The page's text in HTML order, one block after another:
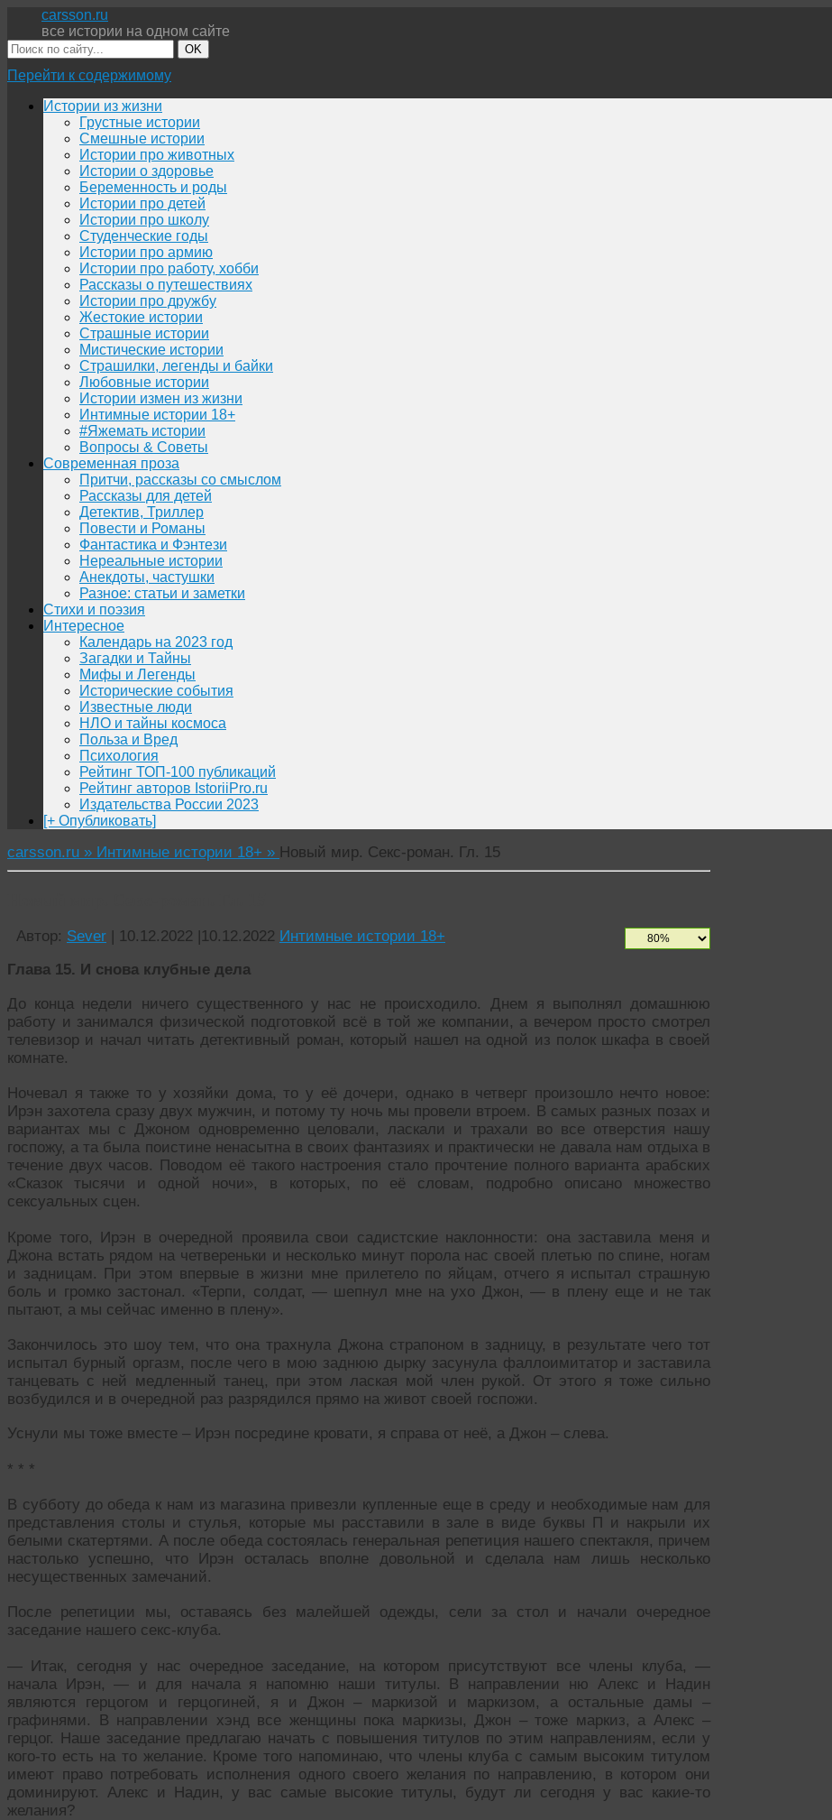
carsson.ru
все истории на одном сайте
OK
Перейти к содержимому
Истории из жизни
Грустные истории
Смешные истории
Истории про животных
Истории о здоровье
Беременность и роды
Истории про детей
Истории про школу
Студенческие годы
Истории про армию
Истории про работу, хобби
Рассказы о путешествиях
Истории про дружбу
Жестокие истории
Страшные истории
Мистические истории
Страшилки, легенды и байки
Любовные истории
Истории измен из жизни
Интимные истории 18+
#Яжемать истории
Вопросы & Советы
Современная проза
Притчи, рассказы со смыслом
Рассказы для детей
Детектив, Триллер
Повести и Романы
Фантастика и Фэнтези
Нереальные истории
Анекдоты, частушки
Разное: статьи и заметки
Стихи и поэзия
Интересное
Календарь на 2023 год
Загадки и Тайны
Мифы и Легенды
Исторические события
Известные люди
НЛО и тайны космоса
Польза и Вред
Психология
Рейтинг ТОП-100 публикаций
Рейтинг авторов IstoriiPro.ru
Издательства России 2023
[+ Опубликовать]
carsson.ru » Интимные истории 18+ » Новый мир. Секс-роман. Гл. 15
Автор: Sever | 10.12.2022 |10.12.2022 Интимные истории 18+
Глава 15. И снова клубные дела
До конца недели ничего существенного у нас не происходило. Днем я выполнял домашнюю
работу и занимался физической подготовкой всё в той же компании, а вечером просто смотрел
телевизор и начал читать детективный роман, который нашел на одной из полок шкафа в своей
комнате.
Ночевал я также то у хозяйки дома, то у её дочери, однако в четверг произошло нечто новое:
Ирэн захотела сразу двух мужчин, и потому ту ночь мы провели втроем. В самых разных позах и
вариантах мы с Джоном одновременно целовали, ласкали и трахали во все отверстия нашу
госпожу, а та была поистине ненасытна в своих фантазиях и практически не давала нам отдыха в
течение двух часов. Поводом её такого настроения стало прочтение полного варианта арабских
«Сказок тысячи и одной ночи», в которых, по её словам, подробно описано множество
сексуальных сцен.
Кроме того, Ирэн в очередной проявила свои садистские наклонности: она заставила меня и
Джона встать рядом на четвереньки и несколько минут порола нас своей плетью по спине, ногам
и задницам. При этом впервые в жизни мне прилетело по яйцам, отчего я испытал страшную
боль и громко застонал. «Терпи, солдат, — шепнул мне на ухо Джон, — в плену еще и не так
пытают, а мы сейчас именно в плену».
Закончилось это шоу тем, что она трахнула Джона страпоном в задницу, в результате чего тот
испытал бурный оргазм, после чего в мою заднюю дырку засунула фаллоимитатор и заставила
танцевать с ней медленный танец, при этом лаская мой член рукой. От этого я тоже сильно
возбудился и в очередной раз разрядился прямо на живот своей госпожи.
Уснули мы тоже вместе – Ирэн посредине кровати, я справа от неё, а Джон – слева.
* * *
В субботу до обеда к нам из магазина привезли купленные еще в среду и необходимые нам для
представления столы и стулья, которые мы расставили в зале в виде буквы П и накрыли их
белыми скатертями. А после обеда состоялась генеральная репетиция нашего спектакля, причем
настолько успешно, что Ирэн осталась вполне довольной и сделала нам лишь несколько
несущественных замечаний.
После репетиции мы, оставаясь без малейшей одежды, сели за стол и начали очередное
заседание нашего секс-клуба.
— Итак, сегодня у нас очередное заседание, на котором присутствуют все члены клуба, —
начала Ирэн, — и для начала я напомню наши титулы. В направлении ню Алекс и Надин
являются герцогом и герцогиней, я и Джон – маркизой и маркизом, а остальные дамы –
графинями. В направлении хэнд все женщины пока маркизы, Джон – тоже маркиз, а Алекс –
герцог. Наше заседание предлагаю начать с повышения титулов по этим направлениям, если у
кого-то есть на то желание. Кроме того напоминаю, что члены клуба с самым высоким титулом
имеют право потребовать исполнения одного своего желания по направлению, в котором они
доминируют. Алекс и Надин, у вас самые высокие титулы, будут ли сегодня у вас какие-то
желания?